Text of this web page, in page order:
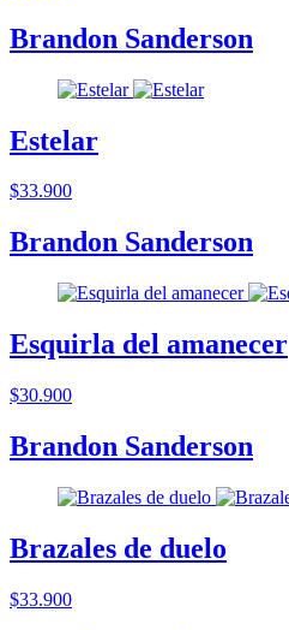
Brandon Sanderson
Estelar
$33.900
Brandon Sanderson
Esquirla del amanecer
$30.900
Brandon Sanderson
Brazales de duelo
$33.900